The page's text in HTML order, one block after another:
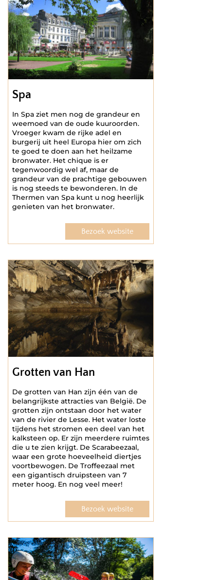
Spa
In Spa ziet men nog de grandeur en
weemoed van de oude kuuroorden.
Vroeger kwam de rijke adel en
burgerij uit heel Europa hier om zich
te goed te doen aan het heilzame
bronwater. Het chique is er
tegenwoordig wel af, maar de
grandeur van de prachtige gebouwen
is nog steeds te bewonderen. In de
Thermen van Spa kunt u nog heerlijk
genieten van het bronwater.
Bezoek website
Grotten van Han
De grotten van Han zijn één van de
belangrijkste attracties van België. De
grotten zijn ontstaan door het water
van de rivier de Lesse. Het water loste
tijdens het stromen een deel van het
kalksteen op. Er zijn meerdere ruimtes
die u te zien krijgt. De Scarabeezaal,
waar een grote hoeveelheid diertjes
voortbewogen. De Troffeezaal met
een gigantisch druipsteen van 7
meter hoog. En nog veel meer!
Bezoek website